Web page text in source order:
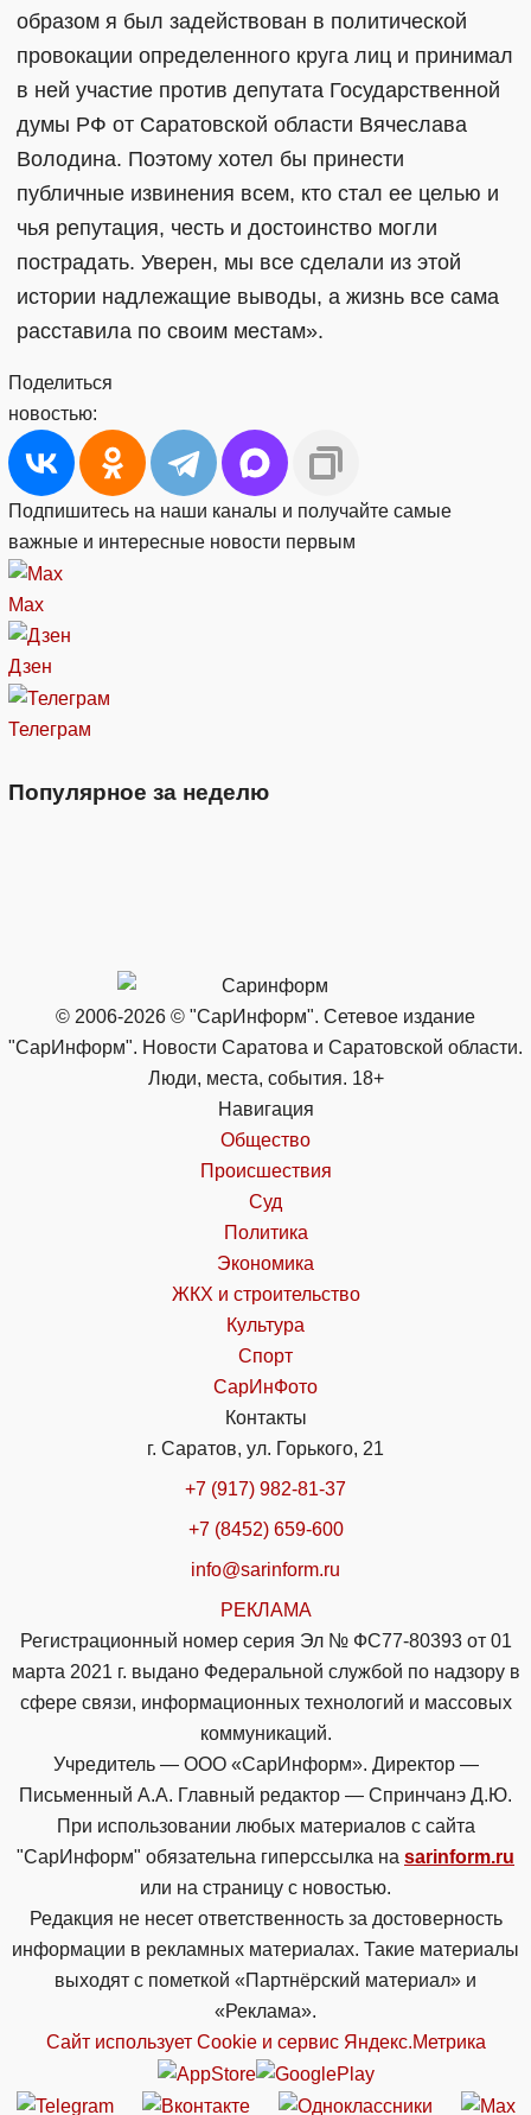
образом я был задействован в политической
провокации определенного круга лиц и принимал
в ней участие против депутата Государственной
думы РФ от Саратовской области Вячеслава
Володина. Поэтому хотел бы принести
публичные извинения всем, кто стал ее целью и
чья репутация, честь и достоинство могли
пострадать. Уверен, мы все сделали из этой
истории надлежащие выводы, а жизнь все сама
расставила по своим местам».
Поделиться
новостью:
Подпишитесь на наши каналы и получайте самые
важные и интересные новости первым
Max
Дзен
Телеграм
Популярное за неделю
© 2006-2026 © "СарИнформ". Сетевое издание
"СарИнформ". Новости Саратова и Саратовской области.
Люди, места, события. 18+
Навигация
Общество
Происшествия
Суд
Политика
Экономика
ЖКХ и строительство
Культура
Спорт
СарИнФото
Контакты
г. Саратов, ул. Горького, 21
+7 (917) 982-81-37
+7 (8452) 659-600
info@sarinform.ru
РЕКЛАМА
Регистрационный номер серия Эл № ФС77-80393 от 01
марта 2021 г. выдано Федеральной службой по надзору в
сфере связи, информационных технологий и массовых
коммуникаций.
Учредитель — ООО «СарИнформ». Директор —
Письменный А.А. Главный редактор — Спринчанэ Д.Ю.
При использовании любых материалов с сайта
"СарИнформ" обязательна гиперссылка на sarinform.ru
или на страницу с новостью.
Редакция не несет ответственность за достоверность
информации в рекламных материалах. Такие материалы
выходят с пометкой «Партнёрский материал» и
«Реклама».
Сайт использует Cookie и сервиc Яндекс.Метрика